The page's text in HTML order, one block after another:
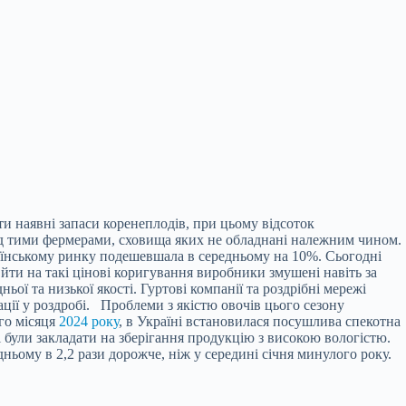
наявні запаси коренеплодів, при цьому відсоток
тими фермерами, сховища яких не обладнані належним чином.
ринку подешевшала в середньому на 10%. Сьогодні
на такі цінові коригування виробники змушені навіть за
низької якості. Гуртові компанії та роздрібні мережі
у роздробі. Проблеми з якістю овочів цього сезону
місяця 2024 року, в Україні встановилася посушлива спекотна
закладати на зберігання продукцію з високою вологістю.
в 2,2 рази дорожче, ніж у середині січня минулого року.